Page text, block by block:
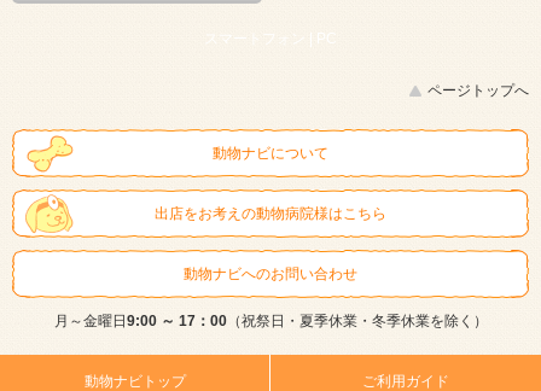
スマートフォン | PC
ページトップへ
動物ナビについて
出店をお考えの動物病院様はこちら
動物ナビへのお問い合わせ
月～金曜日9:00 ～ 17：00（祝祭日・夏季休業・冬季休業を除く）
動物ナビトップ ご利用ガイド